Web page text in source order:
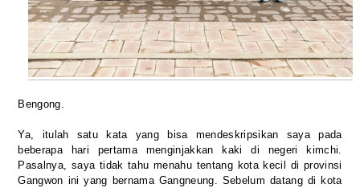
Bengong.
Ya, itulah satu kata yang bisa mendeskripsikan saya pada
beberapa hari pertama menginjakkan kaki di negeri kimchi.
Pasalnya, saya tidak tahu menahu tentang kota kecil di provinsi
Gangwon ini yang bernama Gangneung. Sebelum datang di kota